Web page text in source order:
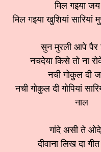
मिल गइया जय
मिल गइया खुशियां सारियां
सुन मुरली आपे पैर
नचदेया किसे तो ना
नची गोकुल दी
नची गोकुल दी गोपियां
नाल
गांदे असी ते
दीवाना लिख दा